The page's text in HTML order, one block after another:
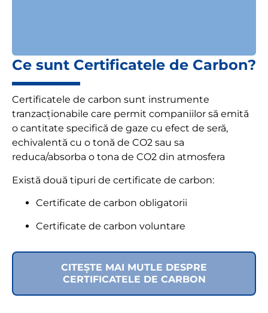
Ce sunt Certificatele de Carbon?
Certificatele de carbon sunt instrumente
tranzacționabile care permit companiilor să emită
o cantitate specifică de gaze cu efect de seră,
echivalentă cu o tonă de CO2 sau sa
reduca/absorba o tona de CO2 din atmosfera
Există două tipuri de certificate de carbon:
Certificate de carbon obligatorii
Certificate de carbon voluntare
CITEȘTE MAI MUTLE DESPRE
CERTIFICATELE DE CARBON